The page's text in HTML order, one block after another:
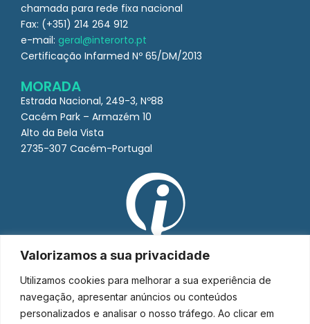
Valorizamos a sua privacidade
Utilizamos cookies para melhorar a sua experiência de
navegação, apresentar anúncios ou conteúdos
personalizados e analisar o nosso tráfego. Ao clicar em
chamada para rede fixa nacional
Fax: (+351) 214 264 912
e-mail: geral@interorto.pt
Certificação Infarmed Nº 65/DM/2013
MORADA
Estrada Nacional, 249-3, Nº88
Cacém Park – Armazém 10
Alto da Bela Vista
2735-307 Cacém-Portugal